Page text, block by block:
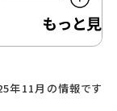
ネー
年11月の情報です